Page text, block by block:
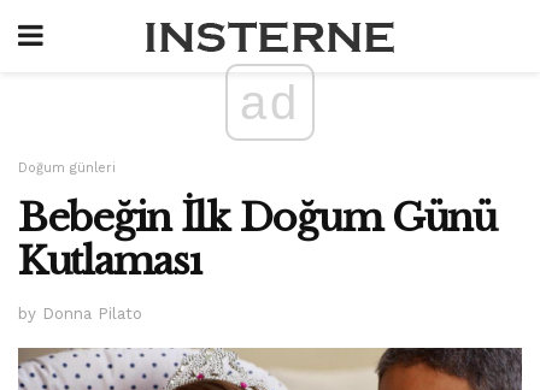
ad
Doğum günleri
Bebeğin İlk Doğum Günü
Kutlaması
by Donna Pilato